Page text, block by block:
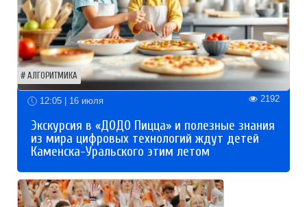
АЛГОРИТМИКА
12:05 | 16 июля 2192
Экскурсия в «ДОДО Пицца» и полезные знания
из мира цифровых технологий ждут детей
Каменска-Уральского этим летом